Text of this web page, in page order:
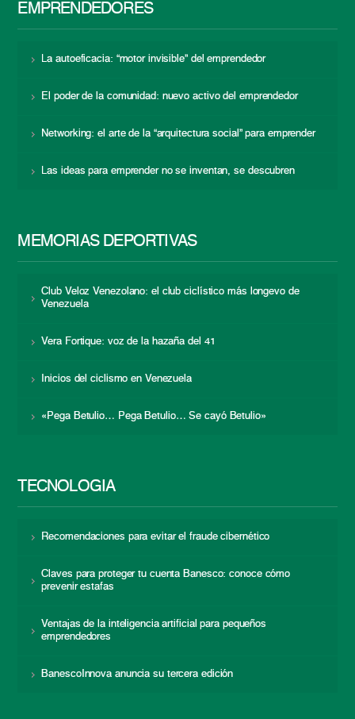
EMPRENDEDORES
La autoeficacia: “motor invisible” del emprendedor
El poder de la comunidad: nuevo activo del emprendedor
Networking: el arte de la “arquitectura social” para emprender
Las ideas para emprender no se inventan, se descubren
MEMORIAS DEPORTIVAS
Club Veloz Venezolano: el club ciclístico más longevo de
Venezuela
Vera Fortique: voz de la hazaña del 41
Inicios del ciclismo en Venezuela
«Pega Betulio… Pega Betulio… Se cayó Betulio»
TECNOLOGÍA
Recomendaciones para evitar el fraude cibernético
Claves para proteger tu cuenta Banesco: conoce cómo
prevenir estafas
Ventajas de la inteligencia artificial para pequeños
emprendedores
BanescoInnova anuncia su tercera edición